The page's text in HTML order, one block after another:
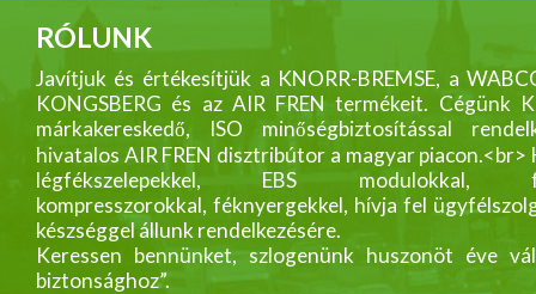
RÓLUNK
Javítjuk és értékesítjük a KNORR-BREMSE, a
KONGSBERG és az AIR FREN termékeit. Cégünk
márkakereskedő, ISO minőségbiztosítással
hivatalos AIR FREN disztribútor a magyar piacon.<br>
légfékszelepekkel, EBS modulokkal,
kompresszorokkal, féknyergekkel, hívja fel
készséggel állunk rendelkezésére.
Keressen bennünket, szlogenünk huszonöt éve
biztonsághoz”.